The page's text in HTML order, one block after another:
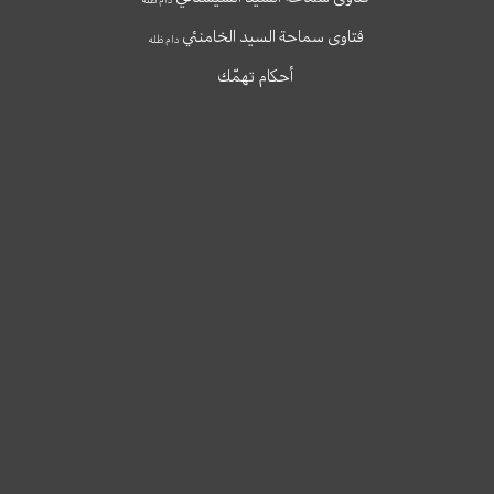
فتاوى سماحة السيد الخامنئيدام ظله
أحكام تهمّك